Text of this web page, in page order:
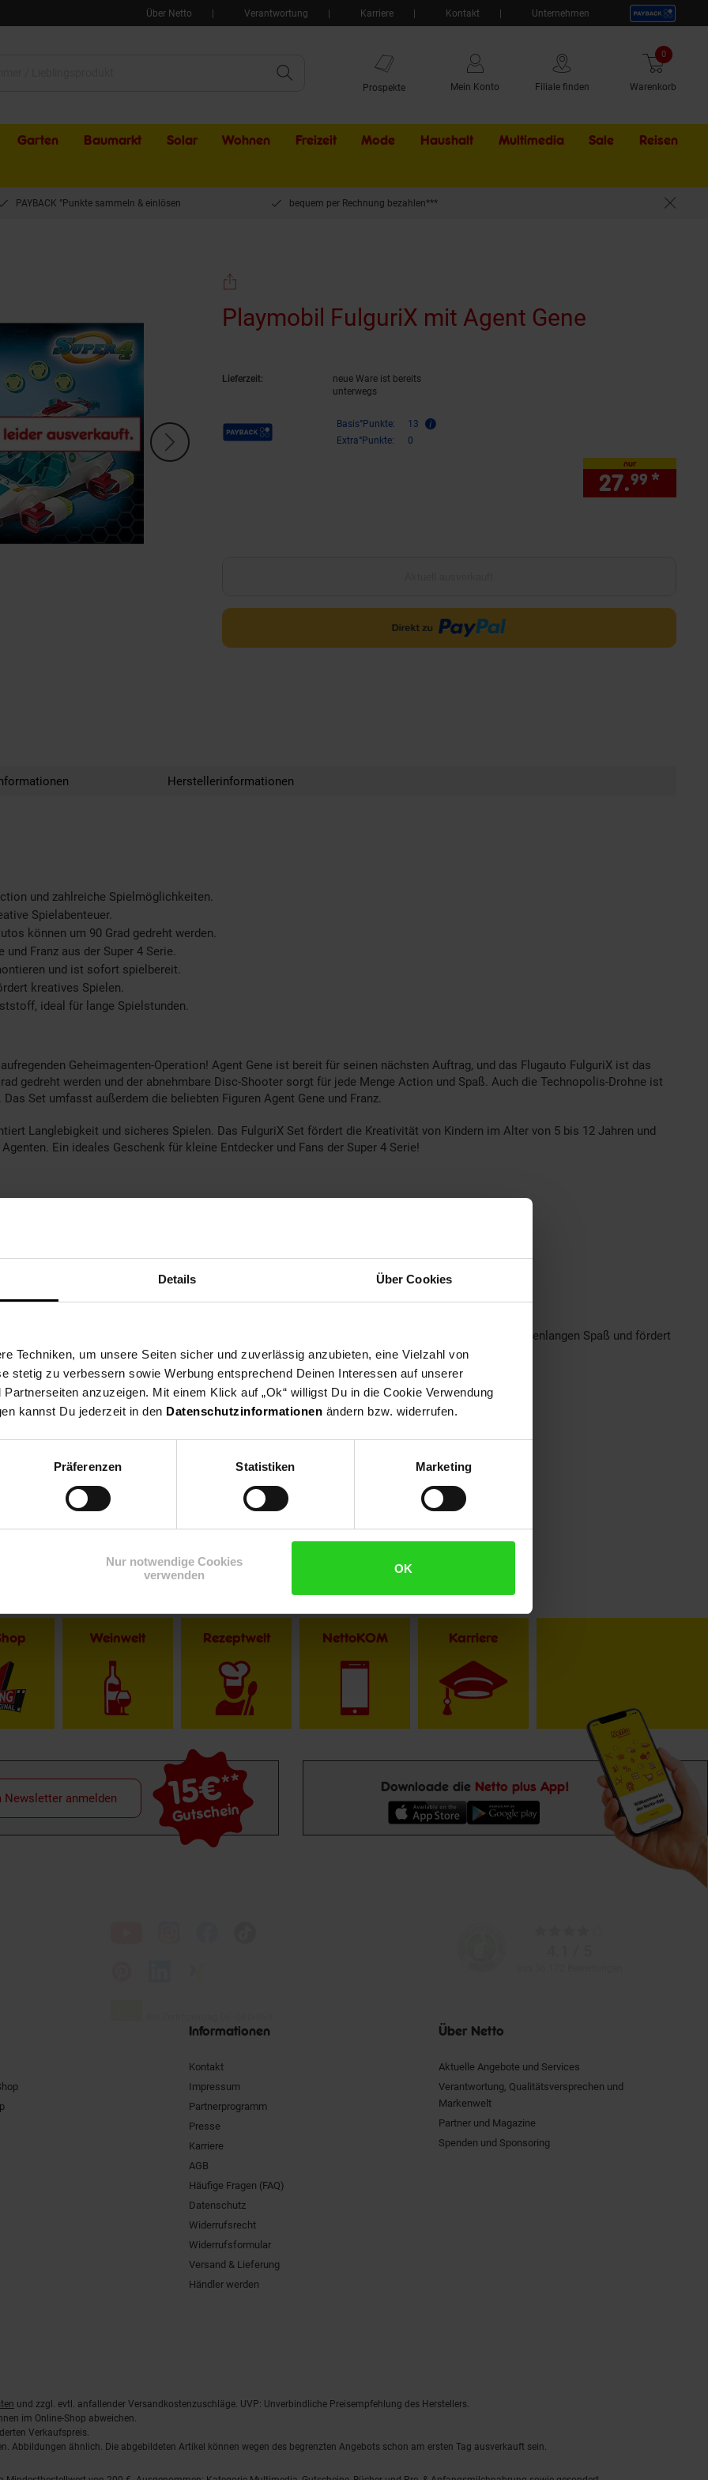
Details Über Cookies
Techniken, um unsere Seiten sicher und zuverlässig anzubieten, eine Vielzahl von
stetig zu verbessern sowie Werbung entsprechend Deinen Interessen auf unserer
anzuzeigen. Mit einem Klick auf „Ok“ willigst Du in die Cookie Verwendung
kannst Du jederzeit in den Datenschutzinformationen ändern bzw. widerrufen.
Präferenzen Statistiken Marketing
Nur notwendige Cookies
verwenden
OK
Über Netto Verantwortung Karriere Kontakt Unternehmen
Prospekte Mein Konto Filiale finden Warenkorb
0 Artikel
Garten Baumarkt Solar Wohnen Freizeit Mode Haushalt Multimedia Sale Externer
Reisen
PAYBACK °Punkte sammeln & einlösen bequem per Rechnung bezahlen***
Playmobil FulguriX mit Agent Gene
Lieferzeit:
neue Ware ist bereits
unterwegs
Payback Punkte Basis°Punkte:
13
Extra°Punkte:
0
nur
27.99 *
Herstellerinformationen
und zahlreiche Spielmöglichkeiten.
Spielabenteuer.
können um 90 Grad gedreht werden.
Franz aus der Super 4 Serie.
und ist sofort spielbereit.
kreatives Spielen.
ideal für lange Spielstunden.
Geheimagenten-Operation! Agent Gene ist bereit für seinen nächsten Auftrag, und das Flugauto FulguriX ist das
gedreht werden und der abnehmbare Disc-Shooter sorgt für jede Menge Action und Spaß. Auch die Technopolis-Drohne ist
Set umfasst außerdem die beliebten Figuren Agent Gene und Franz.
Langlebigkeit und sicheres Spielen. Das FulguriX Set fördert die Kreativität von Kindern im Alter von 5 bis 12 Jahren und
Ein ideales Geschenk für kleine Entdecker und Fans der Super 4 Serie!
wegen Erstickungsgefahr durch Kleinteile.
Spielzeug für kleine Geheimagenten. Mit einer Vielzahl an Funktionen und Zubehör bietet es stundenlangen Spaß und fördert
sowohl zu Hause als auch unterwegs für spannende Abenteuer sorgt!
Weinwelt Rezeptwelt NettoKOM Karriere
15€**
Gutschein
Newsletter anmelden
Downloade die Netto plus App!
Informationen
Kontakt
Impressum
Partnerprogramm
Presse
Karriere
AGB
Häufige Fragen (FAQ)
Datenschutz
Widerrufsrecht
Widerrufsformular
Versand & Lieferung
Händler werden
Über Netto
Aktuelle Angebote und Services
Verantwortung, Qualitätsversprechen und
Markenwelt
Partner und Magazine
Spenden und Sponsoring
und zzgl. evtl. anfallender Versandkostenzuschläge. UVP: Unverbindliche Preisempfehlung des Herstellers.
im Online-Shop abweichen.
Verkaufspreis.
Abbildungen ähnlich. Die abgebildeten Artikel können wegen des begrenzten Angebots schon am ersten Tag ausverkauft sein.